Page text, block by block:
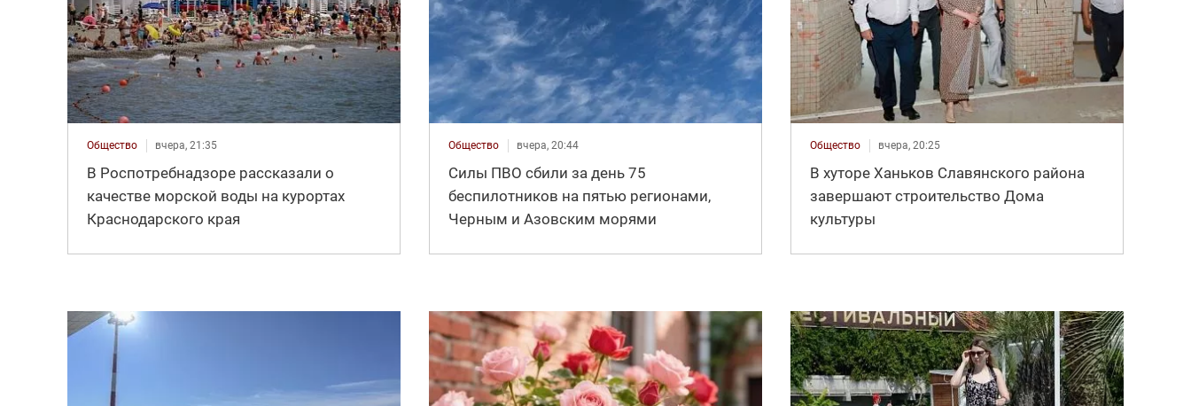
Общество вчера, 21:35
В Роспотребнадзоре рассказали о
качестве морской воды на курортах
Краснодарского края
Общество вчера, 20:44
Силы ПВО сбили за день 75
беспилотников на пятью регионами,
Черным и Азовским морями
Общество вчера, 20:25
В хуторе Ханьков Славянского района
завершают строительство Дома
культуры